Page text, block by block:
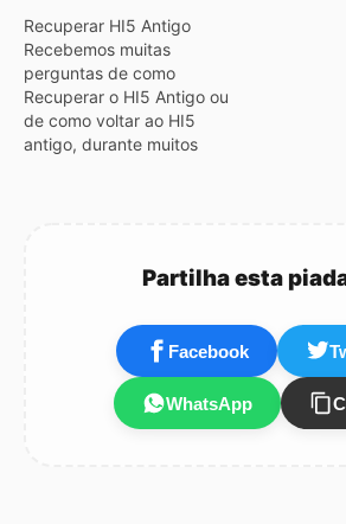
começa com um contacto
em que o predador de
identifica como alguém
que partilha os interesses
da vitima e na mesma
faixa etária. Controlar isso
Recuperar HI5 Antigo
Recebemos muitas
perguntas de como
Recuperar o HI5 Antigo ou
de como voltar ao HI5
antigo, durante muitos
perder utilizadores
foi vendido a outra
empresa chamada
Tagged, que mantiveram
Partilha esta
Facebook
WhatsApp